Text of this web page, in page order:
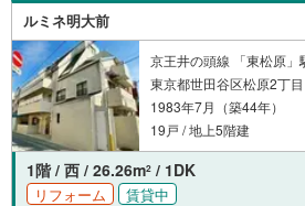
ルミネ明大前
京王井の頭線 「東松原」
東京都世田谷区松原2丁目
1983年7月（築44年）
19戸 / 地上5階建
1階 / 西 / 26.26m2 / 1DK
リフォーム 賃貸中